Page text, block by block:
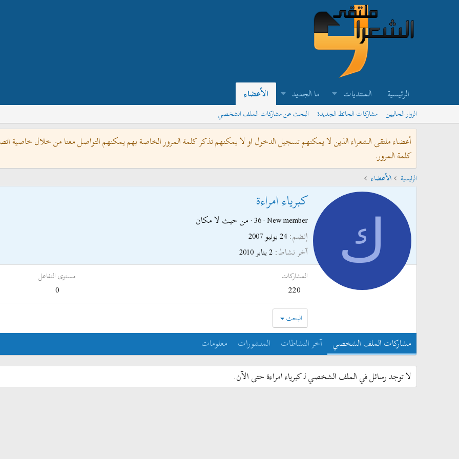
الرئيسية المنتديات ما الجديد الأعضاء
الزوار الحاليين مشاركات الحائط الجديدة البحث عن مشاركات الملف الشخصي
أعضاء ملتقى الشعراء الذين لا يمكنهم تسجيل الدخول او لا يمكنهم تذكر كلمة المرور الخاصة بهم يمكنهم التواصل معنا من خلال خاصية
كلمة المرور.
الرئيسية الأعضاء
ك
كبرياء امراءة
New member
·
·منحيث لا مكان
إنضم 24 يونيو 2007
آخر نشاط 2 يناير 2010
المشاركات
220
مستوى التفاعل
0
البحث
مشاركات الملف الشخصي آخر النشاطات المنشورات معلومات
لا توجد رسائل في الملف الشخصي لـ كبرياء امراءة حتى الآن.